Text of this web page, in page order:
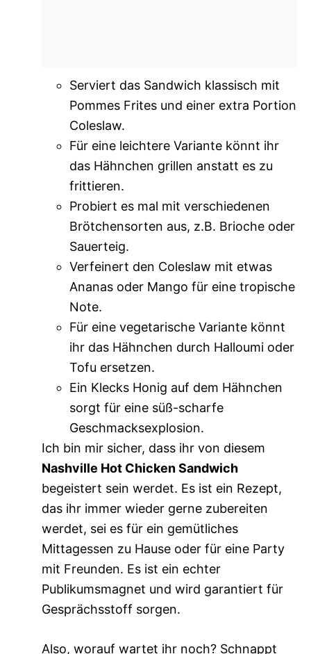
Serviert das Sandwich klassisch mit
Pommes Frites und einer extra Portion
Coleslaw.
Für eine leichtere Variante könnt ihr
das Hähnchen grillen anstatt es zu
frittieren.
Probiert es mal mit verschiedenen
Brötchensorten aus, z.B. Brioche oder
Sauerteig.
Verfeinert den Coleslaw mit etwas
Ananas oder Mango für eine tropische
Note.
Für eine vegetarische Variante könnt
ihr das Hähnchen durch Halloumi oder
Tofu ersetzen.
Ein Klecks Honig auf dem Hähnchen
sorgt für eine süß-scharfe
Geschmacksexplosion.
Ich bin mir sicher, dass ihr von diesem
Nashville Hot Chicken Sandwich
begeistert sein werdet. Es ist ein Rezept,
das ihr immer wieder gerne zubereiten
werdet, sei es für ein gemütliches
Mittagessen zu Hause oder für eine Party
mit Freunden. Es ist ein echter
Publikumsmagnet und wird garantiert für
Gesprächsstoff sorgen.
Also, worauf wartet ihr noch? Schnappt